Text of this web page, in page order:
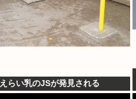
えらい乳のJSが発見される